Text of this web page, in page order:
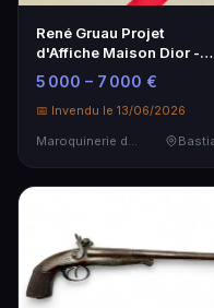
René Gruau Projet
d'Affiche Maison Dior -
Artiste Célèbre
5 000 – 7 000 €
📅 Invendu le 13/06/2026
Maroquinerie de Luxe